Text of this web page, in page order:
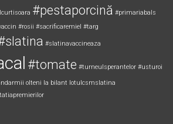
#pestaporcină #primariabals
#rosii #sacrificaremiel #targ
#slatinavaccineaza
#tomate #turneulsperantelor #usturoi
olteni la bilant lotulcsmslatina